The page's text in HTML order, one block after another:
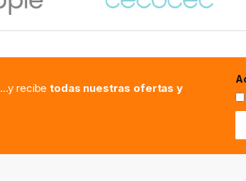
...y recibetodas nuestras ofertas y